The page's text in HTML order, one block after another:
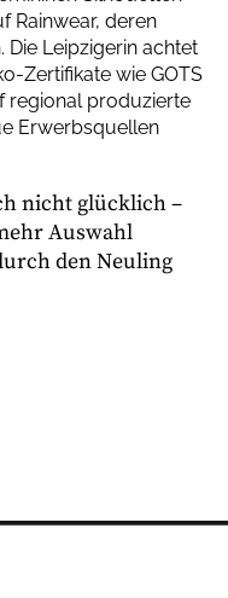
Rainwear, deren
Leipzigerin achtet
Zertifikate wie GOTS
regional produzierte
Erwerbsquellen
nicht glücklich –
Auswahl
den Neuling